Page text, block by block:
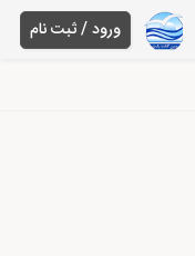
ورود / ثبت نام